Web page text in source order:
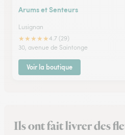
Arums et Senteurs
Lusignan
★★★★★4.7 (29)
30, avenue de Saintonge
Voir la boutique
Ils ont fait livrer des